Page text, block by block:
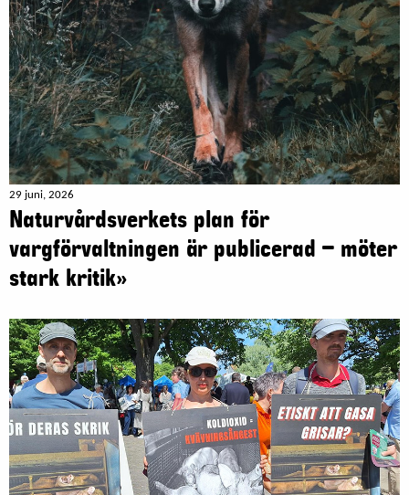
29 juni, 2026
Naturvårdsverkets plan för
vargförvaltningen är publicerad – möter
stark kritik»